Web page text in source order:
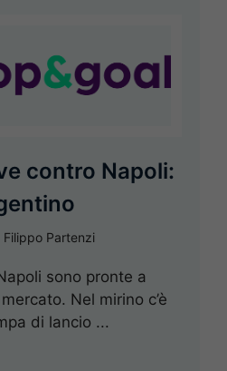
contro Napoli:
Filippo Partenzi
sono pronte a
Nel mirino c’è
di lancio ...